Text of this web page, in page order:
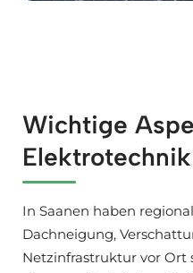
Wichtige
Elektrotechnik
In Saanen haben
Dachneigung,
Netzinfrastruktur vor Ort